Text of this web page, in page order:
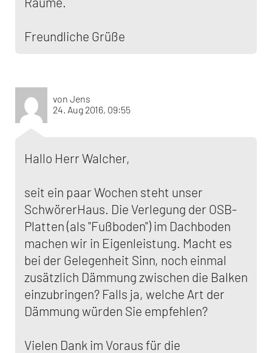
Freundliche Grüße
von Jens
24. Aug 2016, 09:55
Hallo Herr Walcher,
seit ein paar Wochen steht unser
SchwörerHaus. Die Verlegung der OSB-
Platten (als "Fußboden") im Dachboden
machen wir in Eigenleistung. Macht es
bei der Gelegenheit Sinn, noch einmal
zusätzlich Dämmung zwischen die Balken
einzubringen? Falls ja, welche Art der
Dämmung würden Sie empfehlen?
Vielen Dank im Voraus für die